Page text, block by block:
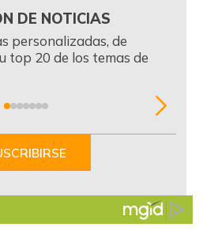
DE NOTICIAS
personalizadas, de
top 20 de los temas de